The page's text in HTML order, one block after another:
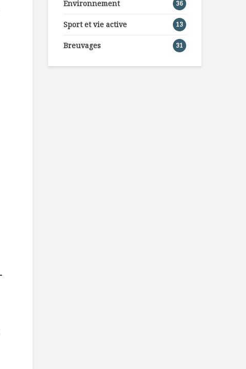
Environnement 36
Sport et vie active 13
Breuvages 31